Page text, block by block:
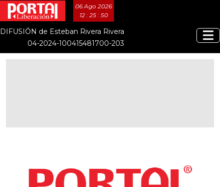
06 Ago 2026
12 : 25 : 50
DIFUSIÓN de Esteban Rivera Rivera
04-2024-100415481700-203